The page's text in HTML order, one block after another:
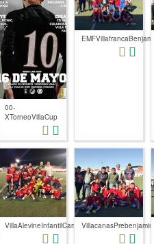
00-
XTorneoVillaCup
EMFVillafrancaBenjamin
VillaAlevineInfantilCampeonesVillacanasPrebenjamin